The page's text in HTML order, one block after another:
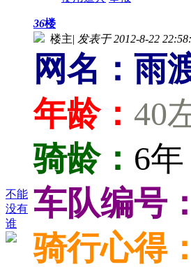
不能
没有
谁
36楼
楼主| 发表于 2012-8-22
网名：雨
年龄： 40
骑龄： 6年
车队编号：
骑行心得：